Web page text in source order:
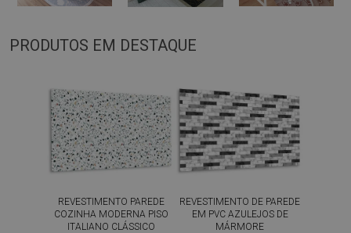
PRODUTOS EM DESTAQUE
REVESTIMENTO PAREDE
COZINHA MODERNA PISO
ITALIANO CLÁSSICO
REVESTIMENTO DE PAREDE
EM PVC AZULEJOS DE
MÁRMORE